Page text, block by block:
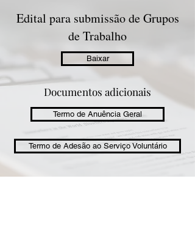
Edital para submissão de Grupos
de Trabalho
Baixar
Documentos adicionais
Termo de Anuência Geral
Termo de Adesão ao Serviço Voluntário